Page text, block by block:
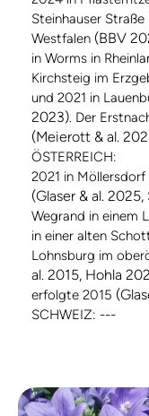
Steinhauser
Westfalen (BBV
in Worms in
Kirchsteig im
und 2021 in
2023). Der
(Meierott & al.
ÖSTERREICH:
2021 in
(Glaser & al.
Wegrand in einem
in einer alten
Lohnsburg im
al. 2015, Hohla
erfolgte 2015
SCHWEIZ: ---